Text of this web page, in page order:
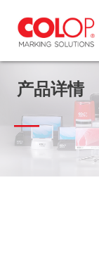
首页
产品分类
产品详情